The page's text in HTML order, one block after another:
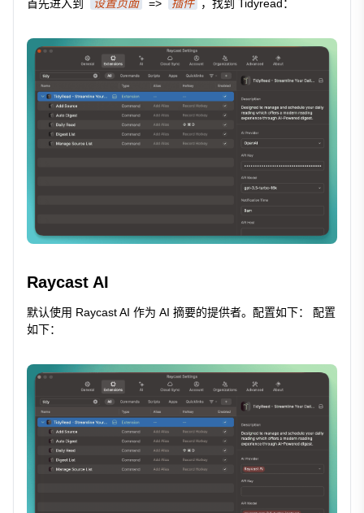
首先进入到 设置页面 => 插件 ，找到 Tidyread：
Raycast AI
默认使用 Raycast AI 作为 AI 摘要的提供者。配置如下： 配置
如下：